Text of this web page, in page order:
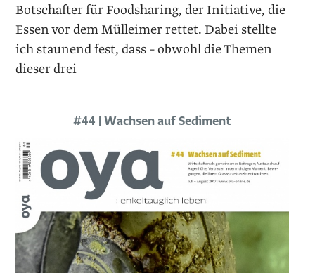
Botschafter für Foodsharing, der Initiative, die
Essen vor dem Mülleimer rettet. Dabei stellte
ich staunend fest, dass – obwohl die Themen
dieser drei
#44 | Wachsen auf Sediment